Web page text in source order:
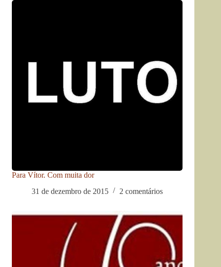
Para Vítor. Com muita dor
31 de dezembro de 2015
2 comentários